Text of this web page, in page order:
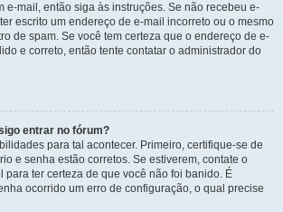
e-mail, então siga às instruções. Se não recebeu e-
escrito um endereço de e-mail incorreto ou o mesmo
de spam. Se você tem certeza que o endereço de e-
e correto, então tente contatar o administrador do
entrar no fórum?
para tal acontecer. Primeiro, certifique-se de
e senha estão corretos. Se estiverem, contate o
para ter certeza de que você não foi banido. É
ocorrido um erro de configuração, o qual precise